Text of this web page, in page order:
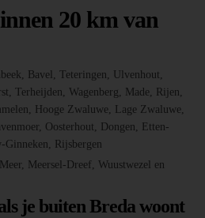
20 km van
Bavel, Teteringen, Ulvenhout,
Terheijden, Wagenberg, Made, Rijen,
Hooge Zwaluwe, Lage Zwaluwe,
Oosterhout, Dongen, Etten-
Rijsbergen
Meersel-Dreef, Wuustwezel en
je buiten Breda woont